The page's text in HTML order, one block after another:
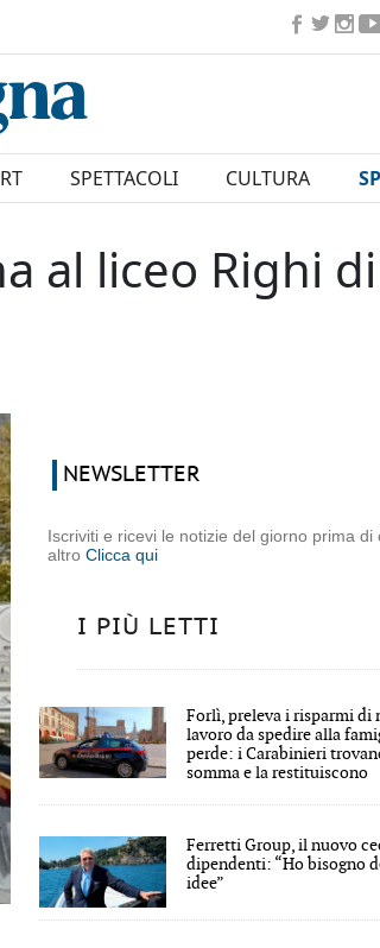
SPETTACOLI CULTURA
al liceo Righi di
NEWSLETTER
Iscriviti e ricevi le notizie del giorno prima di
altroClicca qui
I PIÙ LETTI
Forlì, preleva i risparmi di
lavoro da spedire alla
perde: i Carabinieri
somma e la restituiscono
Ferretti Group, il nuovo
dipendenti: “Ho bisogno
idee”